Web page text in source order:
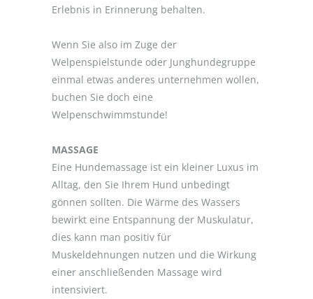
Erlebnis in Erinnerung behalten.
Wenn Sie also im Zuge der
Welpenspielstunde oder Junghundegruppe
einmal etwas anderes unternehmen wollen,
buchen Sie doch eine
Welpenschwimmstunde!
MASSAGE
Eine Hundemassage ist ein kleiner Luxus im
Alltag, den Sie Ihrem Hund unbedingt
gönnen sollten. Die Wärme des Wassers
bewirkt eine Entspannung der Muskulatur,
dies kann man positiv für
Muskeldehnungen nutzen und die Wirkung
einer anschließenden Massage wird
intensiviert.